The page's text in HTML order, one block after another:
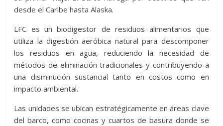
desde el Caribe hasta Alaska.
LFC es un biodigestor de residuos alimentarios que
utiliza la digestión aeróbica natural para descomponer
los residuos en agua, reduciendo la necesidad de
métodos de eliminación tradicionales y contribuyendo a
una disminución sustancial tanto en costos como en
impacto ambiental.
Las unidades se ubican estratégicamente en áreas clave
del barco, como cocinas y cuartos de basura donde se